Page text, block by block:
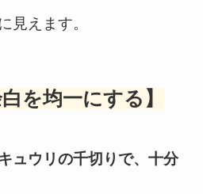
見えます。
を均一にする】
ュウリの千切りで、十分